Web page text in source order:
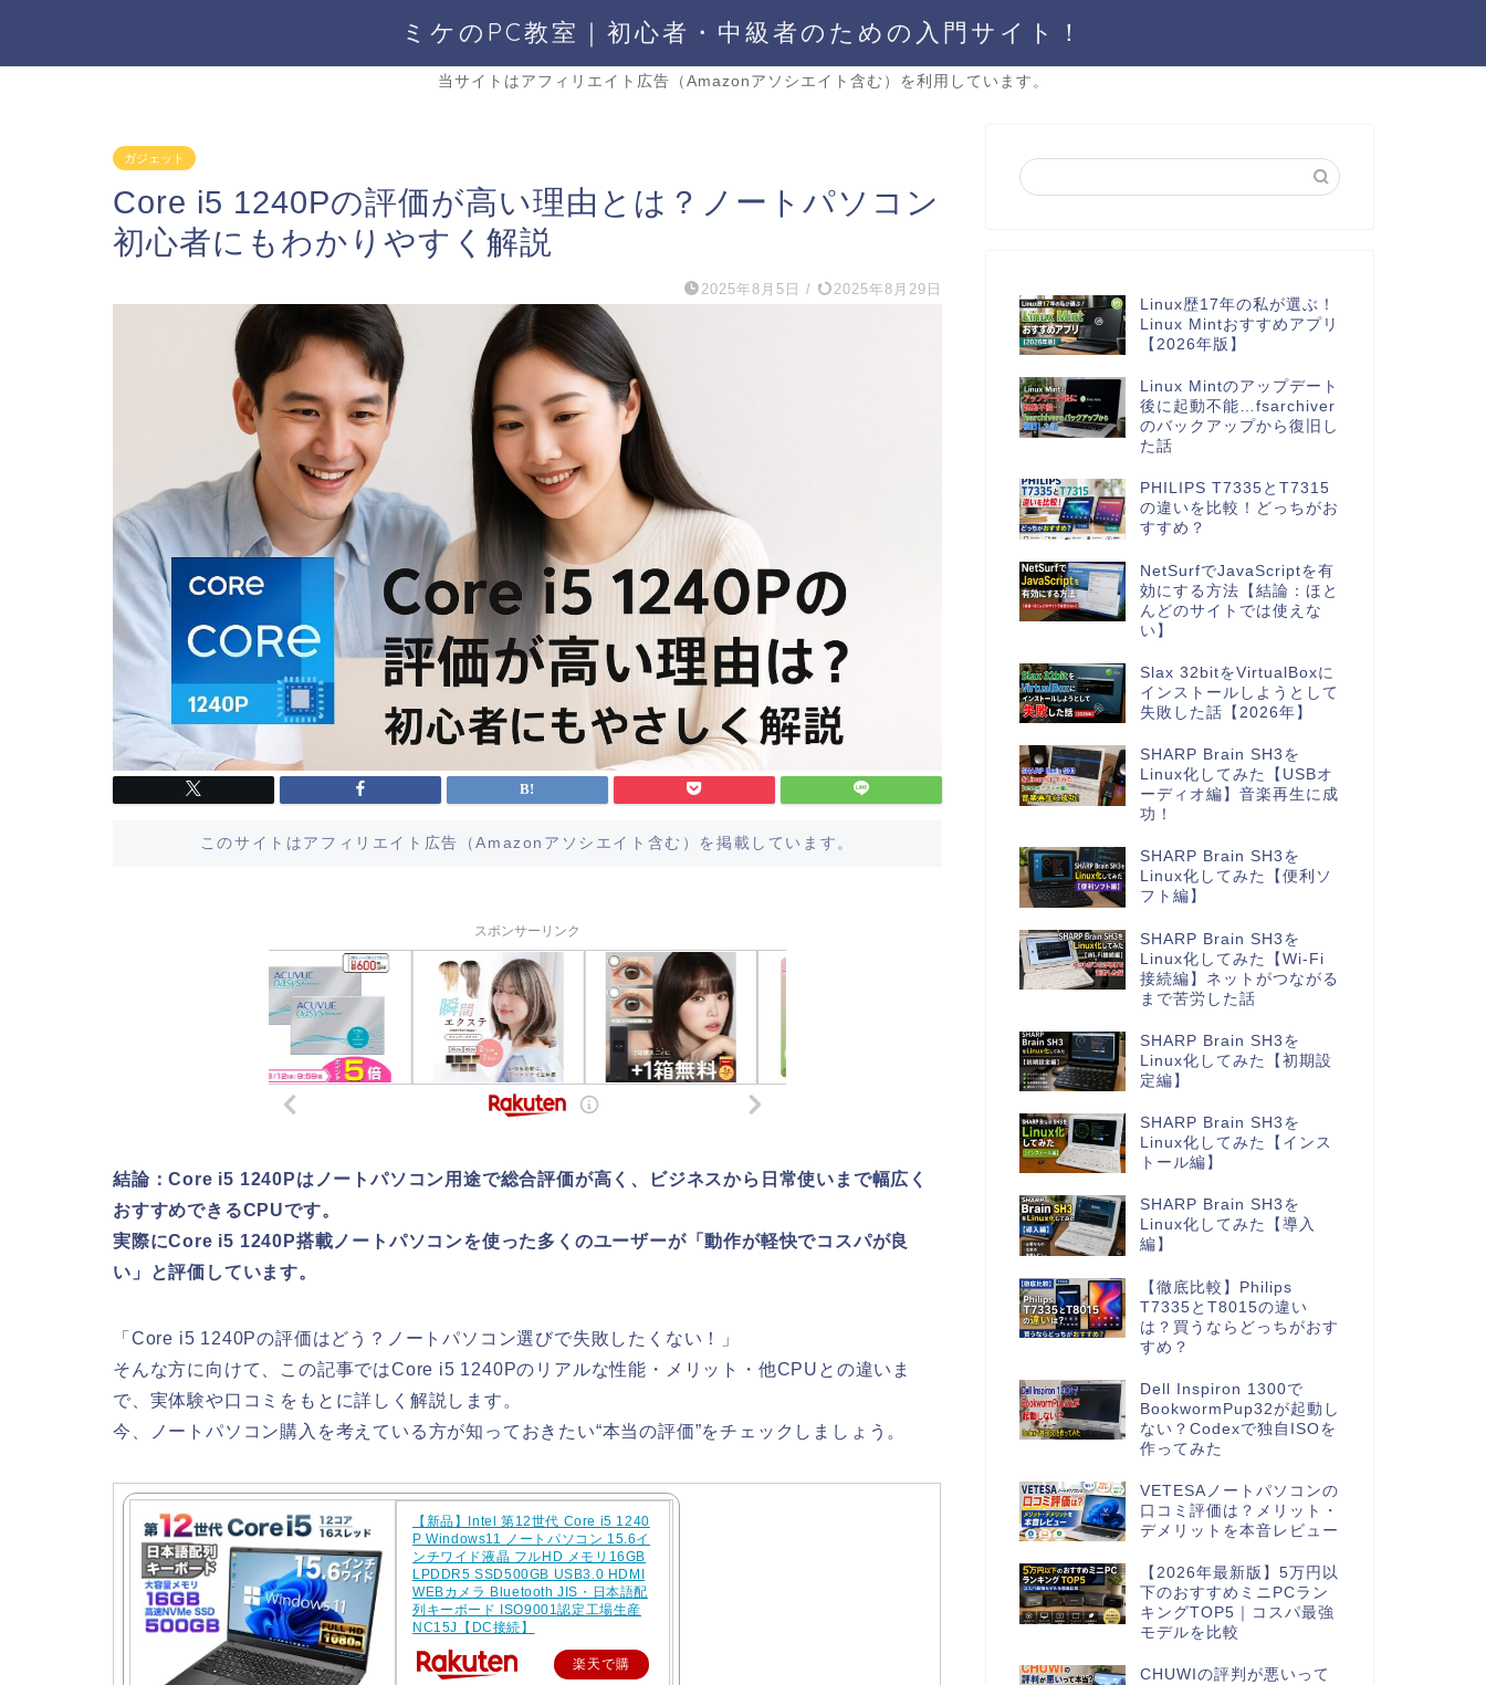
ミケのPC教室｜初心者・中級者のための入門サイト！
当サイトはアフィリエイト広告（Amazonアソシエイト含む）を利用しています。
ガジェット
Core i5 1240Pの評価が高い理由とは？ノートパソコン
初心者にもわかりやすく解説
2025年8月5日 / 2025年8月29日
このサイトはアフィリエイト広告（Amazonアソシエイト含む）を掲載しています。
スポンサーリンク
結論：Core i5 1240Pはノートパソコン用途で総合評価が高く、ビジネスから日常使いまで幅広く
おすすめできるCPUです。
実際にCore i5 1240P搭載ノートパソコンを使った多くのユーザーが「動作が軽快でコスパが良
い」と評価しています。
「Core i5 1240Pの評価はどう？ノートパソコン選びで失敗したくない！」
そんな方に向けて、この記事ではCore i5 1240Pのリアルな性能・メリット・他CPUとの違いま
で、実体験や口コミをもとに詳しく解説します。
今、ノートパソコン購入を考えている方が知っておきたい“本当の評価”をチェックしましょう。
【新品】Intel 第12世代 Core i5 1240
P Windows11 ノートパソコン 15.6イ
ンチワイド液晶 フルHD メモリ16GB
LPDDR5 SSD500GB USB3.0 HDMI
WEBカメラ Bluetooth JIS・日本語配
列キーボード ISO9001認定工場生産
NC15J【DC接続】
楽天で購
Linux歴17年の私が選ぶ！
Linux Mintおすすめアプリ
【2026年版】
Linux Mintのアップデート
後に起動不能…fsarchiver
のバックアップから復旧し
た話
PHILIPS T7335とT7315
の違いを比較！どっちがお
すすめ？
NetSurfでJavaScriptを有
効にする方法【結論：ほと
んどのサイトでは使えな
い】
Slax 32bitをVirtualBoxに
インストールしようとして
失敗した話【2026年】
SHARP Brain SH3を
Linux化してみた【USBオ
ーディオ編】音楽再生に成
功！
SHARP Brain SH3を
Linux化してみた【便利ソ
フト編】
SHARP Brain SH3を
Linux化してみた【Wi-Fi
接続編】ネットがつながる
まで苦労した話
SHARP Brain SH3を
Linux化してみた【初期設
定編】
SHARP Brain SH3を
Linux化してみた【インス
トール編】
SHARP Brain SH3を
Linux化してみた【導入
編】
【徹底比較】Philips
T7335とT8015の違い
は？買うならどっちがおす
すめ？
Dell Inspiron 1300で
BookwormPup32が起動し
ない？Codexで独自ISOを
作ってみた
VETESAノートパソコンの
口コミ評価は？メリット・
デメリットを本音レビュー
【2026年最新版】5万円以
下のおすすめミニPCラン
キングTOP5｜コスパ最強
モデルを比較
CHUWIの評判が悪いって